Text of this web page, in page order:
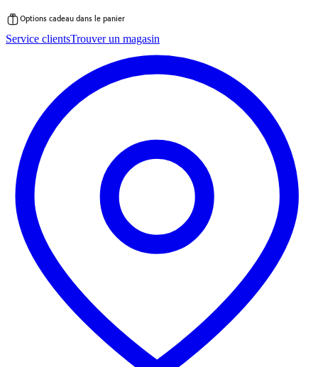
au
Options cadeau dans le panier
Service clientsTrouver un magasin